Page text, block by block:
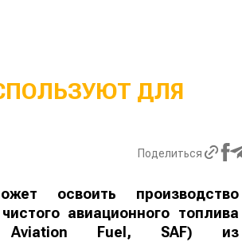
ДЛЯ
Поделиться
освоить производство
авиационного топлива
Aviation Fuel, SAF) из